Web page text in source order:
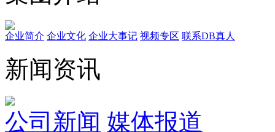
企业简介 企业文化 企业⼤事记 视频专区 联系DB真人
新闻资讯
公司新闻 媒体报道